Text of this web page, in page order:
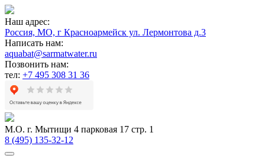
Наш адрес:
Россия, МО, г Красноармейск ул. Лермонтова д.3
Написать нам:
aquabat@sarmatwater.ru
Позвонить нам:
тел: +7 495 308 31 36
М.О. г. Мытищи 4 парковая 17 стр. 1
8 (495) 135-32-12